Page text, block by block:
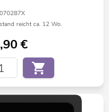
reicht ca. 12 Wo.
€